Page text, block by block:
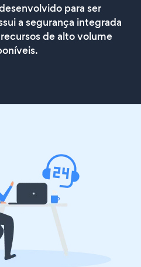
para ser
a segurança integrada
de alto volume